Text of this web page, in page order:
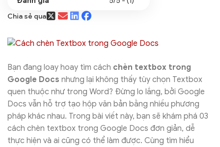
Chia sẻ qua
Bạn đang loay hoay tìm cách chèn textbox trong
Google Docs nhưng lại không thấy tùy chọn Textbox
quen thuộc như trong Word? Đừng lo lắng, bởi Google
Docs vẫn hỗ trợ tạo hộp văn bản bằng nhiều phương
pháp khác nhau. Trong bài viết này, bạn sẽ khám phá 03
cách chèn textbox trong Google Docs đơn giản, dễ
thực hiện và ai cũng có thể làm được. Cùng tìm hiểu